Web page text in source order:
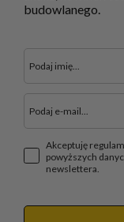
budowlanego.
Akceptuję
powyższych
newslettera.